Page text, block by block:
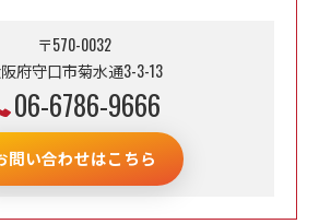
〒570-0032
府守口市菊水通3-3-13
06-6786-9666
問い合わせはこちら